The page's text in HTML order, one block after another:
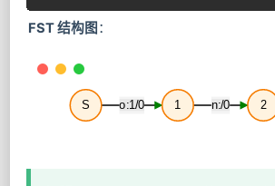
FST 结构图 ：
o:1/0 n:/0
S 1 2